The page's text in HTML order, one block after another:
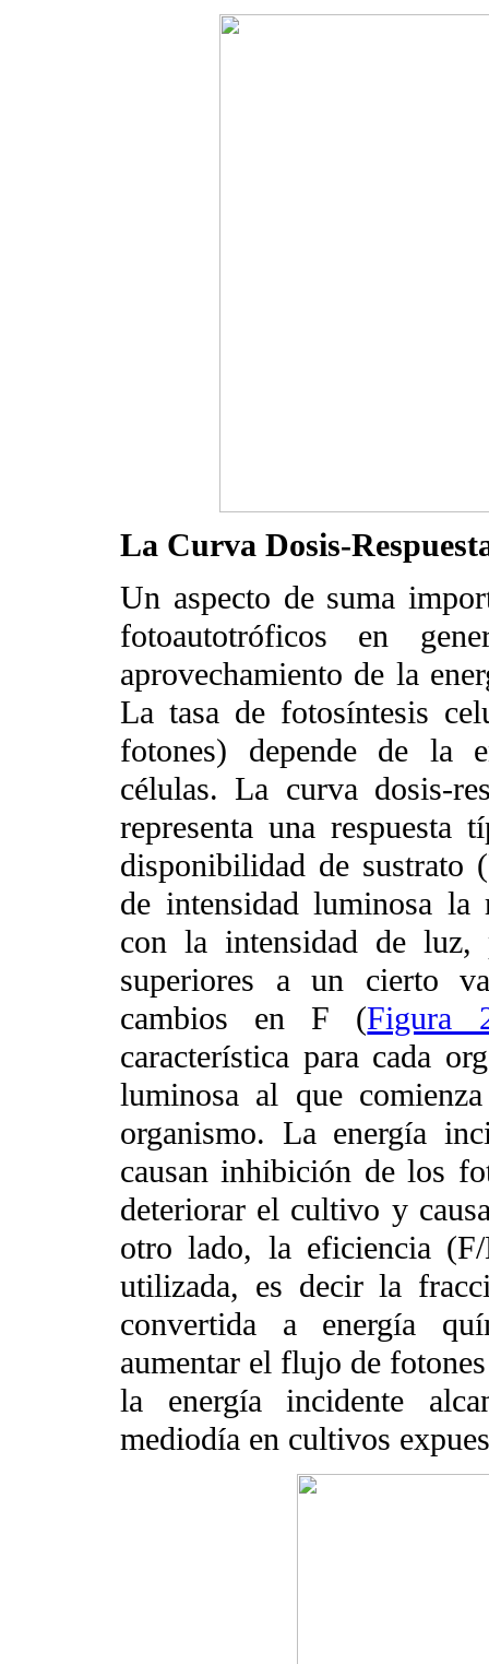
La Curva Dosis-
Un aspecto de suma
fotoautotróficos en
aprovechamiento de la
La tasa de fotosíntesis
fotones) depende de la
células. La curva dosis-
representa una respuesta
disponibilidad de sustrato
de intensidad luminosa la
con la intensidad de luz,
superiores a un cierto
cambios en F (Figura
característica para cada
luminosa al que
organismo. La energía
causan inhibición de los
deteriorar el cultivo y
otro lado, la eficiencia
utilizada, es decir la
convertida a energía
aumentar el flujo de
la energía incidente
mediodía en cultivos